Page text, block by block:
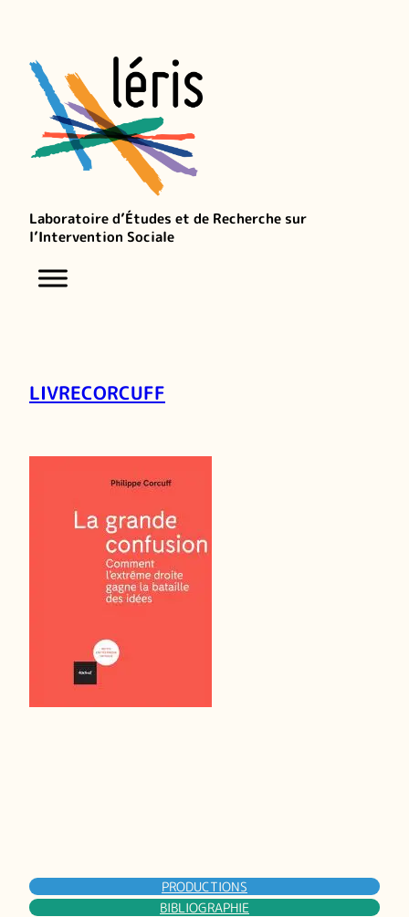
Laboratoire d’Études et de Recherche sur
l’Intervention Sociale
LIVRECORCUFF
PRODUCTIONS
BIBLIOGRAPHIE